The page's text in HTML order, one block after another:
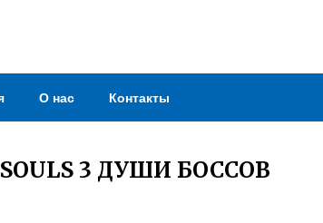
О нас Контакты
SOULS 3 ДУШИ БОССОВ